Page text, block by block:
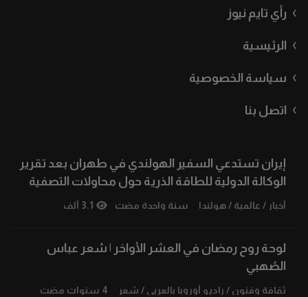
رأي تايم نيوز
الرئيسية
سياسة الخصوصية
اتصل بنا
إيران تستدعي السفير الهولندي في طهران بعد تقرير
الوكالة الدولية للطاقة الذرية حول محاولات التصفية
أخبار / عالمية /هولندا سنة واحدة مضت 3.1 ألف
لوحة روح رمضان ‏في العشر الأواخر | شعر عباس
الصُهبي
ثقافة وفنون / راديو أوروبا بالعربي / شعر
4 سنوات مضت